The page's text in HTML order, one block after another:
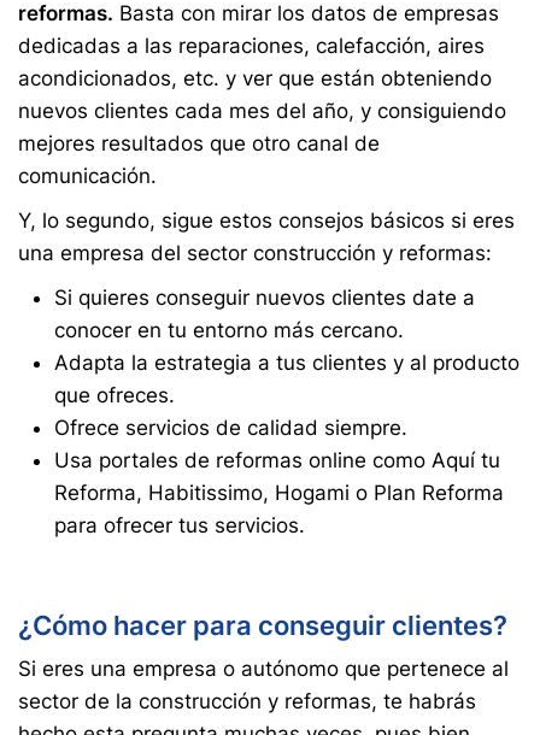
reformas. Basta con mirar los datos de empresas
dedicadas a las reparaciones, calefacción, aires
acondicionados, etc. y ver que están obteniendo
nuevos clientes cada mes del año, y consiguiendo
mejores resultados que otro canal de
comunicación.
Y, lo segundo, sigue estos consejos básicos si eres
una empresa del sector construcción y reformas:
Si quieres conseguir nuevos clientes date a
conocer en tu entorno más cercano.
Adapta la estrategia a tus clientes y al producto
que ofreces.
Ofrece servicios de calidad siempre.
Usa portales de reformas online como Aquí tu
Reforma, Habitissimo, Hogami o Plan Reforma
para ofrecer tus servicios.
¿Cómo hacer para conseguir clientes?
Si eres una empresa o autónomo que pertenece al
sector de la construcción y reformas, te habrás